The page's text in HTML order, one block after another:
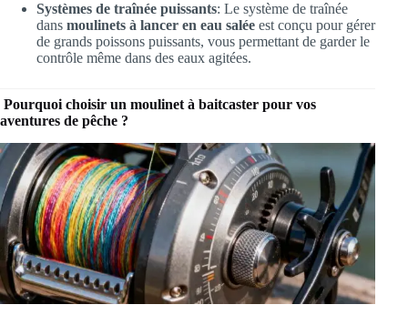
Systèmes de traînée puissants: Le système de traînée
dans moulinets à lancer en eau salée est conçu pour gérer
de grands poissons puissants, vous permettant de garder le
contrôle même dans des eaux agitées.
Pourquoi choisir un moulinet à baitcaster pour vos
aventures de pêche ?